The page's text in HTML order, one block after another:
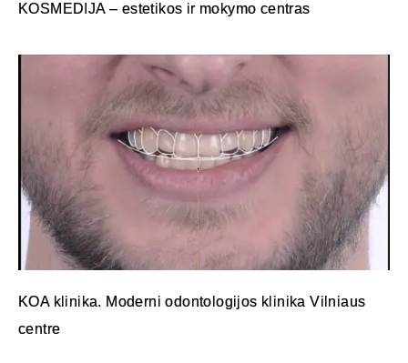
KOSMEDIJA – estetikos ir mokymo centras
KOA klinika. Moderni odontologijos klinika Vilniaus
centre